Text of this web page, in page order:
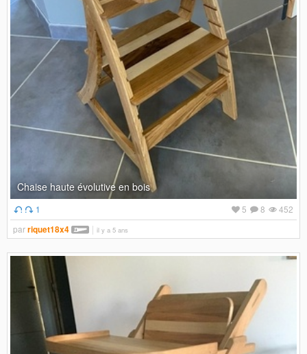
Chaise haute évolutive en bois
1 452
8
5
parriquet18x4 il y a 5 ans